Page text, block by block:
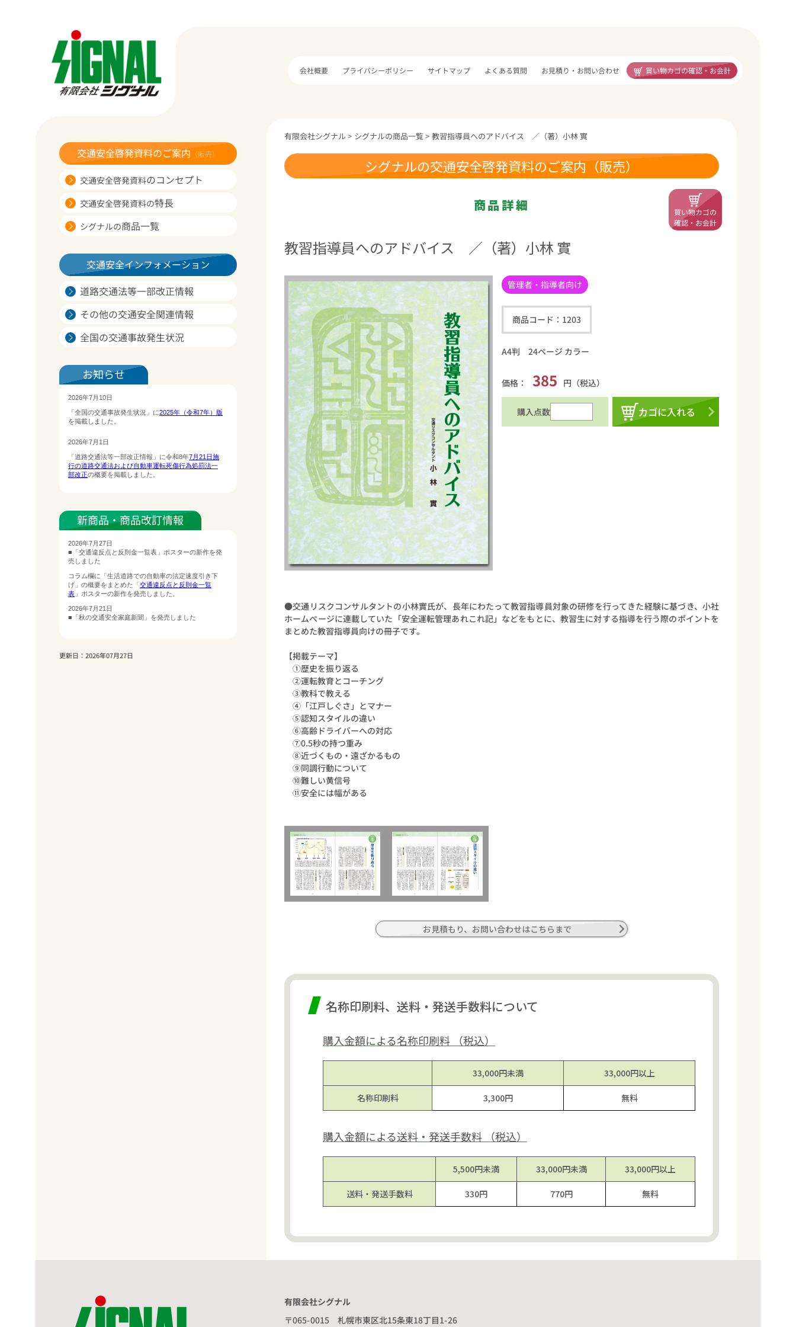
会社概要 プライバシーポリシー サイトマップ よくある質問 お見積り・お問い合わせ 買い物カゴの確認・お会計
交通安全啓発資料のご案内 （販売）
交通安全啓発資料のコンセプト
交通安全啓発資料の特長
シグナルの商品一覧
交通安全インフォメーション
道路交通法等一部改正情報
その他の交通安全関連情報
全国の交通事故発生状況
お知らせ
新商品・商品改訂情報
更新日：2026年07月27日
有限会社シグナル> シグナルの商品一覧>教習指導員へのアドバイス ／（著）小林 實
買い物カゴの
確認・お会計
シグナルの交通安全啓発資料のご案内（販売）
商品詳細
教習指導員へのアドバイス ／（著）小林 實
管理者・指導者向け
商品コード： 1203
A4判 24ページ カラー
価格： 385 円（税込）
購入点数 カゴに入れる
●交通リスクコンサルタントの小林實氏が、長年にわたって教習指導員対象の研修を行ってきた経験に基づき、小社
ホームページに連載していた「安全運転管理あれこれ記」などをもとに、教習生に対する指導を行う際のポイントを
まとめた教習指導員向けの冊子です。
【掲載テーマ】
①歴史を振り返る
②運転教育とコーチング
③教科で教える
④「江戸しぐさ」とマナー
⑤認知スタイルの違い
⑥高齢ドライバーへの対応
⑦0.5秒の持つ重み
⑧近づくもの・遠ざかるもの
⑨同調行動について
⑩難しい黄信号
⑪安全には幅がある
お見積もり、お問い合わせはこちらまで
名称印刷料、送料・発送手数料について
購入金額による名称印刷料 （税込）
33,000円未満 33,000円以上
名称印刷料 3,300円 無料
購入金額による送料・発送手数料 （税込）
5,500円未満 33,000円未満 33,000円以上
送料・ 発送手数料 330円 770円 無料
有限会社シグナル
〒065-0015 札幌市東区北15条東18丁目1-26